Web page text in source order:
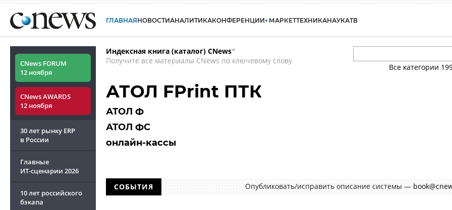
ГЛАВНАЯНОВОСТИАНАЛИТИКАКОНФЕРЕНЦИИ МАРКЕТТЕХНИКАНАУКАТВ
CNews FORUM
12 ноября
CNews AWARDS
12 ноября
30 лет рынку ERP
в России
Главные
ИТ-сценарии 2026
10 лет российского
бэкапа
Индексная книга (каталог) CNews*
Получите все материалы CNews по ключевому слову
Все категории
АТОЛ FPrint ПТК
АТОЛ Ф
АТОЛ ФС
онлайн-кассы
СОБЫТИЯ Опубликовать/исправить описание системы —